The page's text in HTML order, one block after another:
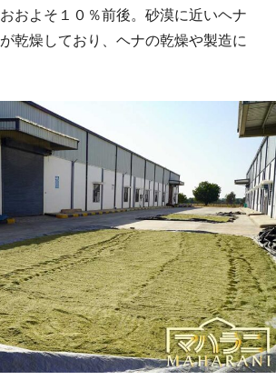
およそ１０％前後。砂漠に近いヘナ
乾燥しており、ヘナの乾燥や製造に